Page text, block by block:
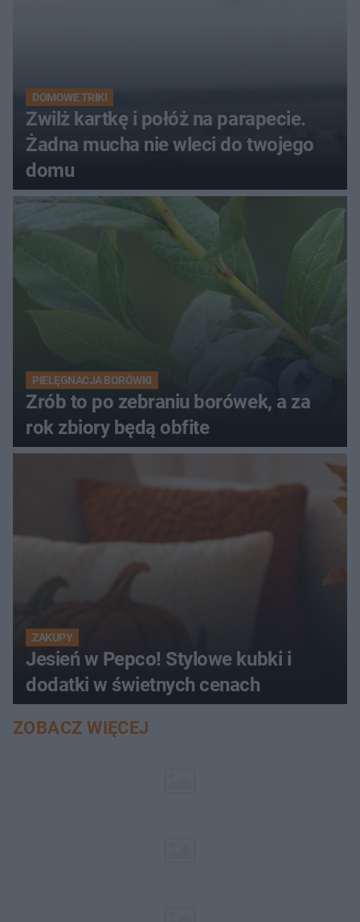
DOMOWE TRIKI
Zwilż kartkę i połóż na parapecie.
Żadna mucha nie wleci do twojego
domu
PIELĘGNACJA BORÓWKI
Zrób to po zebraniu borówek, a za
rok zbiory będą obfite
ZAKUPY
Jesień w Pepco! Stylowe kubki i
dodatki w świetnych cenach
ZOBACZ WIĘCEJ